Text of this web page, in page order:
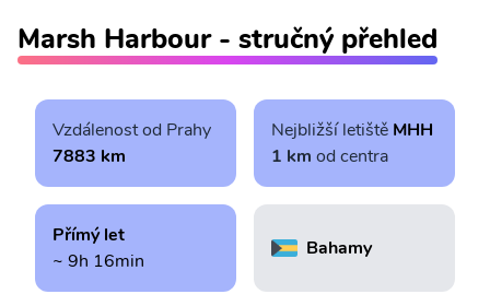
Marsh Harbour - stručný přehled
Vzdálenost od Prahy
7883 km
Nejbližší letiště MHH
1 km od centra
Přímý let
~ 9h 16min
Bahamy